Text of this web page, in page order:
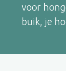
voor
buik, je